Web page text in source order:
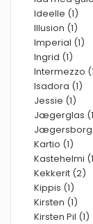
Ideelle (1)
Illusion (1)
Imperial (1)
Ingrid (1)
Intermezzo
Isadora (1)
Jessie (1)
Jægerglas
Jægersborg
Kartio (1)
Kastehelmi
Kekkerit (2)
Kippis (1)
Kirsten (1)
Kirsten Pil (1)